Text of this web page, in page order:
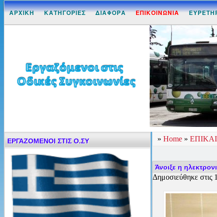
ΑΡΧΙΚΗ ΚΑΤΗΓΟΡΙΕΣ ΔΙΑΦΟΡΑ ΕΠΙΚΟΙΝΩΝΙΑ
» Home »
Άνοιξε η
Δημοσιεύθηκε στις
ΕΡΓΑΖΟΜΕΝΟΙ ΣΤΙΣ Ο.ΣΥ